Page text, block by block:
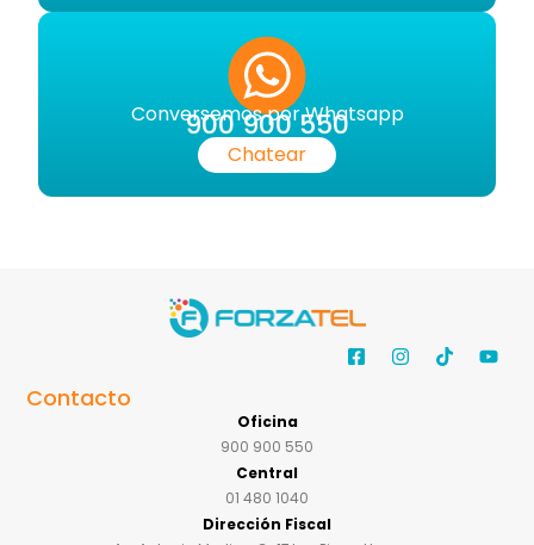
Conversemos por Whatsapp
900 900 550
Chatear
Contacto
Oficina
900 900 550
Central
01 480 1040
Dirección Fiscal